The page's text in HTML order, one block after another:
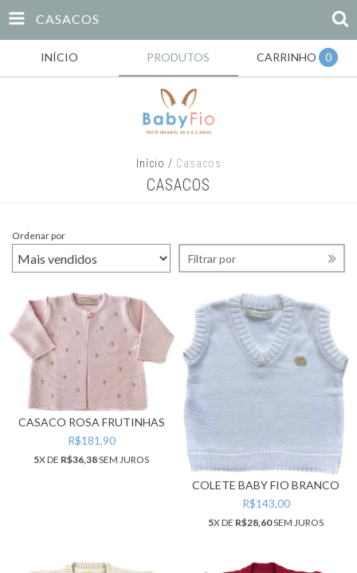
CASACOS
INÍCIO PRODUTOS CARRINHO 0
Início / Casacos
CASACOS
Ordenar por
Filtrar por
CASACO ROSA FRUTINHAS
R$181,90
5X DE R$36,38SEM JUROS
COLETE BABY FIO BRANCO
R$143,00
5X DE R$28,60SEM JUROS